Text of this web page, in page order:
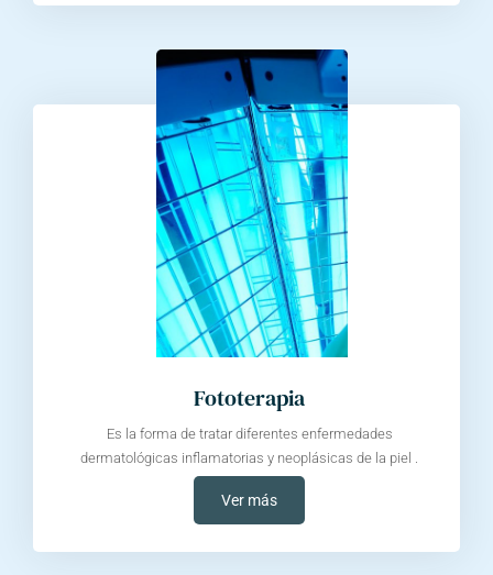
Fototerapia
Es la forma de tratar diferentes enfermedades
dermatológicas inflamatorias y neoplásicas de la piel .
Ver más